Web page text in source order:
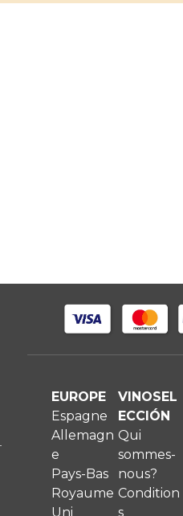
EUROPE
Espagne
Allemagn
e
Pays-Bas
Royaume
Uni
VINOSEL
ECCIÓN
Qui
sommes-
nous?
Condition
s